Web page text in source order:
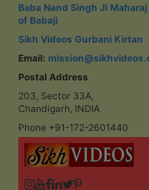
Baba Nand Singh Ji
of Babaji
Sikh Videos Gurbani Kirtan
Email:
Postal Address
203, Sector 33A,
Chandigarh, INDIA
Phone +91-172-2601440